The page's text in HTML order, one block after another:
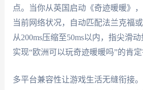
点。当你从英国启动《奇迹暖暖》
当前网络状况，自动匹配法兰克福
从200ms压缩至50ms以内，指尖滑
实现“欧洲可以玩奇迹暖暖吗”的肯定
多平台兼容性让游戏生活无缝衔接。